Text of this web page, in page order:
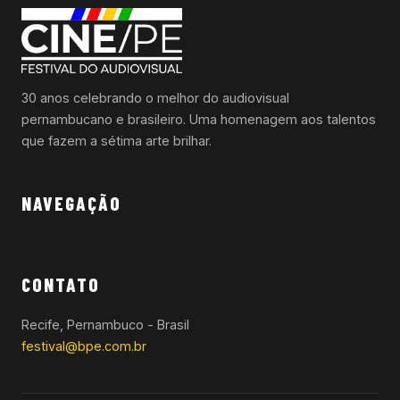
30 anos celebrando o melhor do audiovisual
pernambucano e brasileiro. Uma homenagem aos talentos
que fazem a sétima arte brilhar.
NAVEGAÇÃO
CONTATO
Recife, Pernambuco - Brasil
festival@bpe.com.br